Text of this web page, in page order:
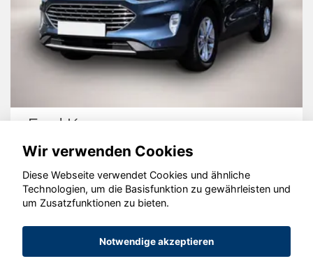
Ford Kuga
© konjunkturmotor.de GmbH 2020 - 2026
Wir verwenden Cookies
Diese Webseite verwendet Cookies und ähnliche
Technologien, um die Basisfunktion zu gewährleisten und
um Zusatzfunktionen zu bieten.
Notwendige akzeptieren